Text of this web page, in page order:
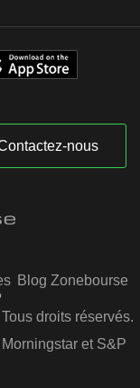
nous
Blog Zonebourse
droits réservés.
et S&P